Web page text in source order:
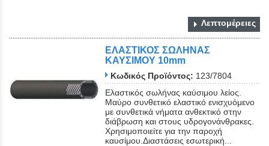
Λεπτομέρειες
ΕΛΑΣΤΙΚΟΣ ΣΩΛΗΝΑΣ
ΚΑΥΣΙΜΟΥ 10mm
Κωδικός Προϊόντος: 123/7804
Ελαστικός σωλήνας καύσιμου λείος.
Μαύρο συνθετικό ελαστικό ενισχυόμενο
με συνθετικά νήματα ανθεκτικό στην
διάβρωση και στους υδρογονάνθρακες.
Χρησιμοποιείτε για την παροχή
καυσίμου.Διαστάσεις εσωτερική...